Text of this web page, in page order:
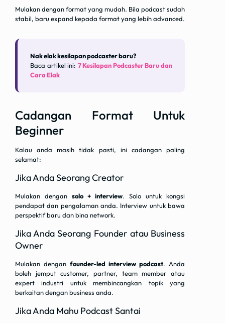
Mulakan dengan format yang mudah. Bila podcast sudah
stabil, baru expand kepada format yang lebih advanced.
Nak elak kesilapan podcaster baru?
Baca artikel ini: 7 Kesilapan Podcaster Baru dan
Cara Elak
Cadangan Format Untuk
Beginner
Kalau anda masih tidak pasti, ini cadangan paling
selamat:
Jika Anda Seorang Creator
Mulakan dengan solo + interview. Solo untuk kongsi
pendapat dan pengalaman anda. Interview untuk bawa
perspektif baru dan bina network.
Jika Anda Seorang Founder atau Business
Owner
Mulakan dengan founder-led interview podcast. Anda
boleh jemput customer, partner, team member atau
expert industri untuk membincangkan topik yang
berkaitan dengan business anda.
Jika Anda Mahu Podcast Santai